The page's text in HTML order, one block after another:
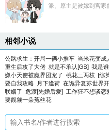
派。原主是被嫁到宫家
相邻小说
公路求生：开局一辆小推车 当米花变成
重生后攻了大佬 就是不承认[GB] 我是谁
嫌小天使被魔界团宠了 桃花三两枝 [综
要自我攻略 月下逢荷 在诡异复苏世界
联姻了 危渡[先婚后爱] 工作狂不想谈恋
要觊觎一朵菟丝花